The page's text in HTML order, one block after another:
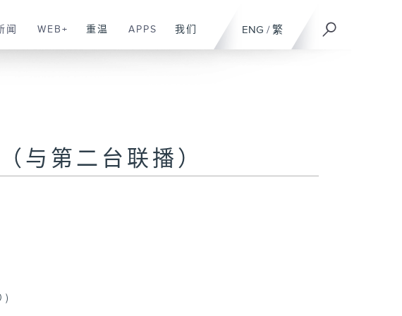
ENG / 繁
闻 WEB+ 重温 APPS 我们
与第二台联播）